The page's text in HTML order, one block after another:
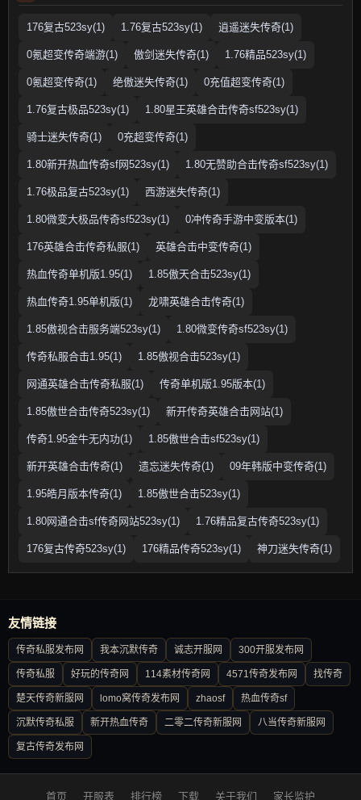
176复古523sy(1) 1.76复古523sy(1) 逍遥迷失传奇(1)
0氪超变传奇端游(1) 傲剑迷失传奇(1) 1.76精品523sy(1)
0氪超变传奇(1) 绝傲迷失传奇(1) 0充值超变传奇(1)
1.76复古极品523sy(1) 1.80星王英雄合击传奇sf523sy(1)
骑士迷失传奇(1) 0充超变传奇(1)
1.80新开热血传奇sf网523sy(1) 1.80无赞助合击传奇sf523sy(1)
1.76极品复古523sy(1) 西游迷失传奇(1)
1.80微变大极品传奇sf523sy(1) 0冲传奇手游中变版本(1)
176英雄合击传奇私服(1) 英雄合击中变传奇(1)
热血传奇单机版1.95(1) 1.85傲天合击523sy(1)
热血传奇1.95单机版(1) 龙啸英雄合击传奇(1)
1.85傲视合击服务端523sy(1) 1.80微变传奇sf523sy(1)
传奇私服合击1.95(1) 1.85傲视合击523sy(1)
网通英雄合击传奇私服(1) 传奇单机版1.95版本(1)
1.85傲世合击传奇523sy(1) 新开传奇英雄合击网站(1)
传奇1.95金牛无内功(1) 1.85傲世合击sf523sy(1)
新开英雄合击传奇(1) 遗忘迷失传奇(1) 09年韩版中变传奇(1)
1.95皓月版本传奇(1) 1.85傲世合击523sy(1)
1.80网通合击sf传奇网站523sy(1) 1.76精品复古传奇523sy(1)
176复古传奇523sy(1) 176精品传奇523sy(1) 神刀迷失传奇(1)
友情链接
传奇私服发布网 我本沉默传奇 诚志开服网 300开服发布网
传奇私服 好玩的传奇网 114素材传奇网 4571传奇发布网 找传奇
楚天传奇新服网 lomo窝传奇发布网 zhaosf 热血传奇sf
沉默传奇私服 新开热血传奇 二零二传奇新服网 八当传奇新服网
复古传奇发布网
首页 开服表 排行榜 下载 关于我们 家长监护